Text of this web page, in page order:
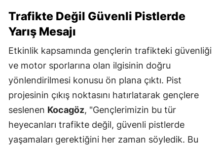
Trafikte Değil Güvenli Pistlerde
Yarış Mesajı
Etkinlik kapsamında gençlerin trafikteki güvenliği
ve motor sporlarına olan ilgisinin doğru
yönlendirilmesi konusu ön plana çıktı. Pist
projesinin çıkış noktasını hatırlatarak gençlere
seslenen Kocagöz, "Gençlerimizin bu tür
heyecanları trafikte değil, güvenli pistlerde
yaşamaları gerektiğini her zaman söyledik. Bu